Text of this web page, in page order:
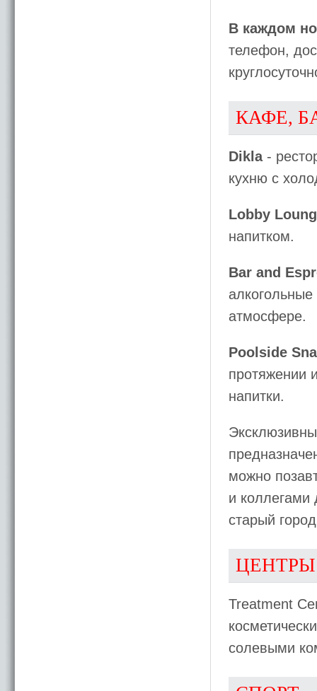
В каждом
телефон,
КАФЕ,
Dikla-
кухню с
Lobby
напитком.
Bar and
алкогольные
атмосфере.
Poolside
протяжении
напитки.
можно
и коллегами
старый
Treatment
солевыми